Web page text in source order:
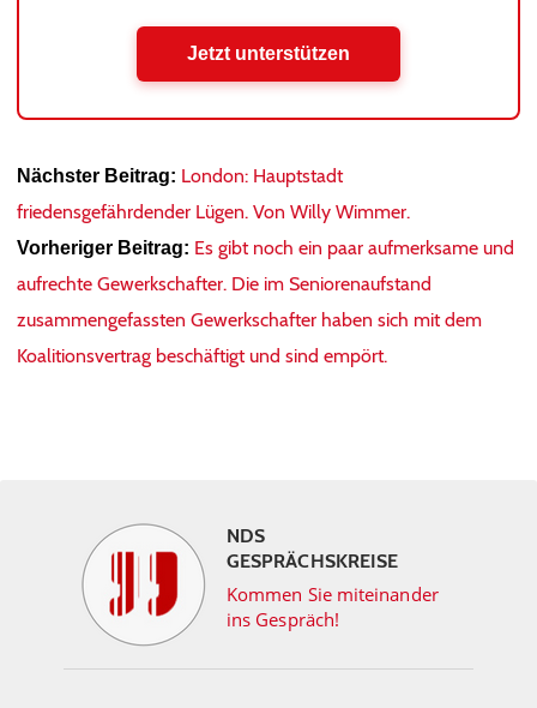
Jetzt unterstützen
Nächster Beitrag: London: Hauptstadt
friedensgefährdender Lügen. Von Willy Wimmer.
Vorheriger Beitrag: Es gibt noch ein paar aufmerksame und
aufrechte Gewerkschafter. Die im Seniorenaufstand
zusammengefassten Gewerkschafter haben sich mit dem
Koalitionsvertrag beschäftigt und sind empört.
NDS
GESPRÄCHSKREISE
Kommen Sie miteinander
ins Gespräch!